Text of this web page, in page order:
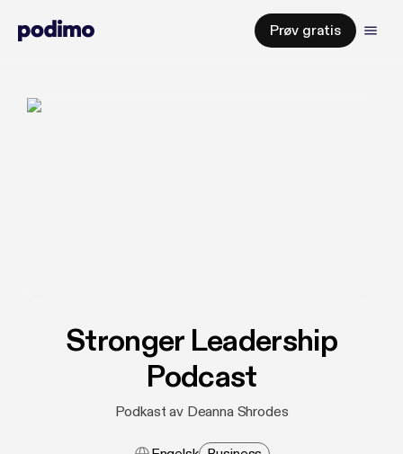
Prøv gratis
Stronger Leadership
Podcast
Podkast av Deanna Shrodes